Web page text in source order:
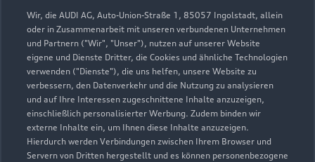
Wir, die AUDI AG, Auto-Union-Straße 1, 85057 Ingolstadt, allein
oder in Zusammenarbeit mit unseren verbundenen Unternehmen
und Partnern ("Wir", "Unser"), nutzen auf unserer Website
eigene und Dienste Dritter, die Cookies und ähnliche Technologien
verwenden ("Dienste"), die uns helfen, unsere Website zu
verbessern, den Datenverkehr und die Nutzung zu analysieren
und auf Ihre Interessen zugeschnittene Inhalte anzuzeigen,
einschließlich personalisierter Werbung. Zudem binden wir
externe Inhalte ein, um Ihnen diese Inhalte anzuzeigen.
Hierdurch werden Verbindungen zwischen Ihrem Browser und
Servern von Dritten hergestellt und es können personenbezogene
Servicetermin vereinbaren
Schmidt & Hoffmann
Neumünster GmbH & Co.
KG